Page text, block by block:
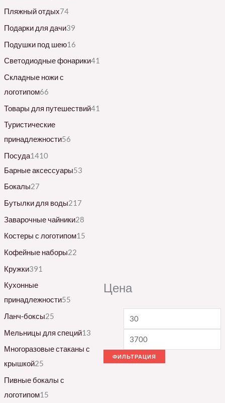
Пляжный отдых74
Подарки для дачи39
Подушки под шею16
Светодиодные фонарики41
Складные ножи с
логотипом66
Товары для путешествий41
Туристические
принадлежности56
Посуда1410
Барные аксессуары53
Бокалы27
Бутылки для воды217
Заварочные чайники28
Костеры с логотипом15
Кофейные наборы22
Кружки391
Кухонные
принадлежности55
Ланч-боксы25
Мельницы для специй13
Многоразовые стаканы с
крышкой25
Пивные бокалы с
логотипом15
Цена
ФИЛЬТРАЦИЯ